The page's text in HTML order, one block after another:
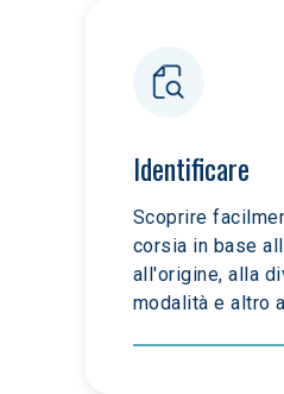
Identificare
Scoprire
corsia in base
all'origine, alla
modalità e altro